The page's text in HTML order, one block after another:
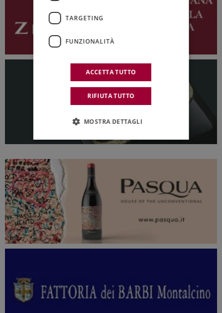
TARGETING
FUNZIONALITÀ
ACCETTA TUTTO
RIFIUTA TUTTO
MOSTRA DETTAGLI